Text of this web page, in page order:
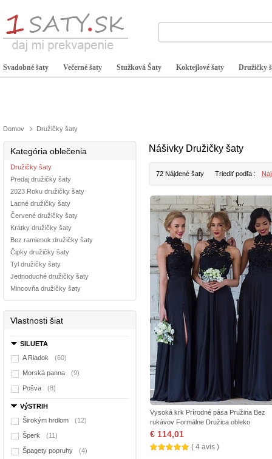
Svadobné šaty Večerné šaty Stužková Šaty Koktejlové šaty Družičky
Domov Družičky šaty
Kategória oblečenia
Družičky šaty
Predaj družičky šaty
2023 Roku družičky šaty
Lacné družičky šaty
Červené družičky šaty
Krátky družičky šaty
Bez ramienok družičky šaty
Čipky družičky šaty
Tyl družičky šaty
Jednoduché družičky šaty
Mincovňa družičky šaty
Vlastnosti šiat
SILUETA
A Riadok
(60)
Morská panna (9)
Pošva (8)
VýSTRIH
Širokým hrdlom
(12)
Šperk (11)
Špagety popruhy (4)
Nášivky Družičky šaty
72 Nájdené šaty Triediť podľa :
Vysoká krk Prírodné pása Pružina Bez
rukávov Formálne Družica obleko
€ 114,01
( 4 avis )